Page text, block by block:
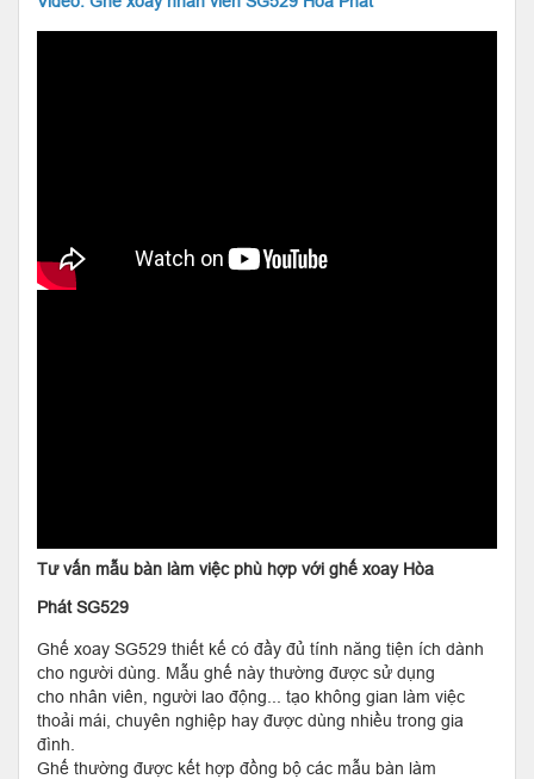
Tư vấn mẫu bàn làm việc phù hợp với ghế xoay Hòa
Phát SG529
Ghế xoay SG529 thiết kế có đầy đủ tính năng tiện ích dành
cho người dùng. Mẫu ghế này thường được sử dụng
cho nhân viên, người lao động... tạo không gian làm việc
thoải mái, chuyên nghiệp hay được dùng nhiều trong gia
đình.
Ghế thường được kết hợp đồng bộ các mẫu bàn làm